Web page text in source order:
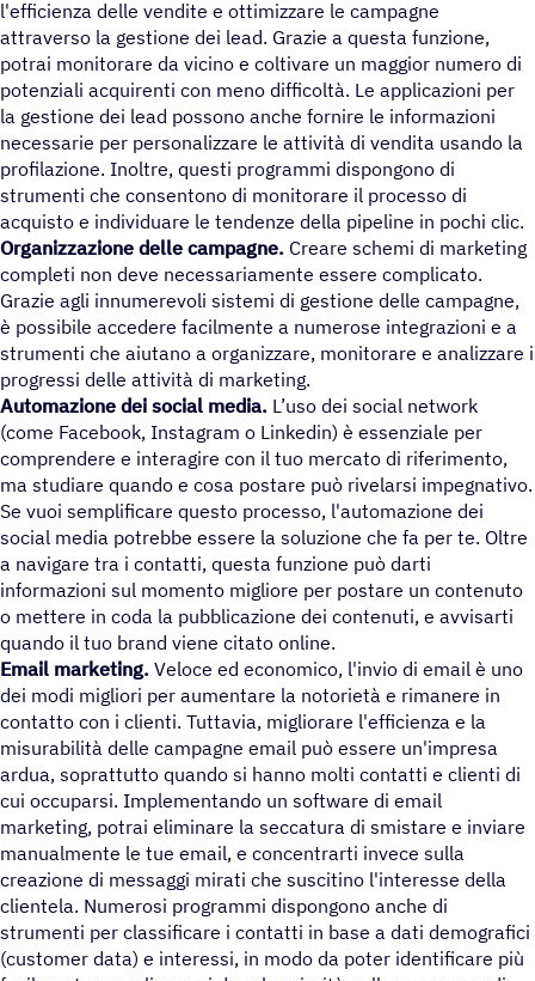
l'efficienza delle vendite e ottimizzare le campagne
attraverso la gestione dei lead. Grazie a questa funzione,
potrai monitorare da vicino e coltivare un maggior numero di
potenziali acquirenti con meno difficoltà. Le applicazioni per
la gestione dei lead possono anche fornire le informazioni
necessarie per personalizzare le attività di vendita usando la
profilazione. Inoltre, questi programmi dispongono di
strumenti che consentono di monitorare il processo di
acquisto e individuare le tendenze della pipeline in pochi clic.
Organizzazione delle campagne. Creare schemi di marketing
completi non deve necessariamente essere complicato.
Grazie agli innumerevoli sistemi di gestione delle campagne,
è possibile accedere facilmente a numerose integrazioni e a
strumenti che aiutano a organizzare, monitorare e analizzare i
progressi delle attività di marketing.
Automazione dei social media. L’uso dei social network
(come Facebook, Instagram o Linkedin) è essenziale per
comprendere e interagire con il tuo mercato di riferimento,
ma studiare quando e cosa postare può rivelarsi impegnativo.
Se vuoi semplificare questo processo, l'automazione dei
social media potrebbe essere la soluzione che fa per te. Oltre
a navigare tra i contatti, questa funzione può darti
informazioni sul momento migliore per postare un contenuto
o mettere in coda la pubblicazione dei contenuti, e avvisarti
quando il tuo brand viene citato online.
Email marketing. Veloce ed economico, l'invio di email è uno
dei modi migliori per aumentare la notorietà e rimanere in
contatto con i clienti. Tuttavia, migliorare l'efficienza e la
misurabilità delle campagne email può essere un'impresa
ardua, soprattutto quando si hanno molti contatti e clienti di
cui occuparsi. Implementando un software di email
marketing, potrai eliminare la seccatura di smistare e inviare
manualmente le tue email, e concentrarti invece sulla
creazione di messaggi mirati che suscitino l'interesse della
clientela. Numerosi programmi dispongono anche di
strumenti per classificare i contatti in base a dati demografici
(customer data) e interessi, in modo da poter identificare più